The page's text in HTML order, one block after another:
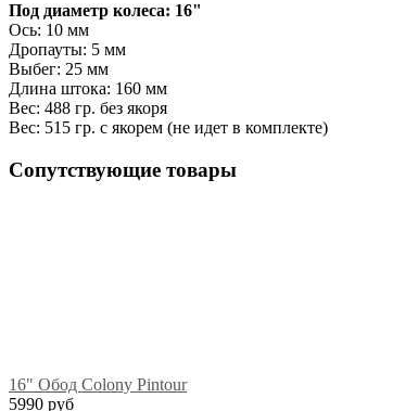
Под диаметр колеса: 16"
Ось: 10 мм
Дропауты: 5 мм
Выбег: 25 мм
Длина штока: 160 мм
Вес: 488 гр. без якоря
Вес: 515 гр. с якорем (не идет в комплекте)
Сопутствующие товары
16" Обод Colony Pintour
5990 руб